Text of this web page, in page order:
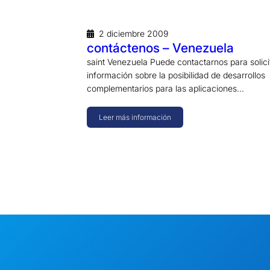
2 diciembre 2009
contáctenos – Venezuela
saint Venezuela Puede contactarnos para
información sobre la posibilidad de desarrollos
complementarios para las aplicaciones…
Leer más información